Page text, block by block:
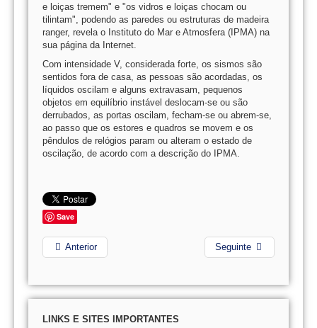
e loiças tremem" e "os vidros e loiças chocam ou
tilintam", podendo as paredes ou estruturas de madeira
ranger, revela o Instituto do Mar e Atmosfera (IPMA) na
sua página da Internet.
Com intensidade V, considerada forte, os sismos são
sentidos fora de casa, as pessoas são acordadas, os
líquidos oscilam e alguns extravasam, pequenos
objetos em equilíbrio instável deslocam-se ou são
derrubados, as portas oscilam, fecham-se ou abrem-se,
ao passo que os estores e quadros se movem e os
pêndulos de relógios param ou alteram o estado de
oscilação, de acordo com a descrição do IPMA.
Save
Anterior Seguinte
LINKS E SITES IMPORTANTES